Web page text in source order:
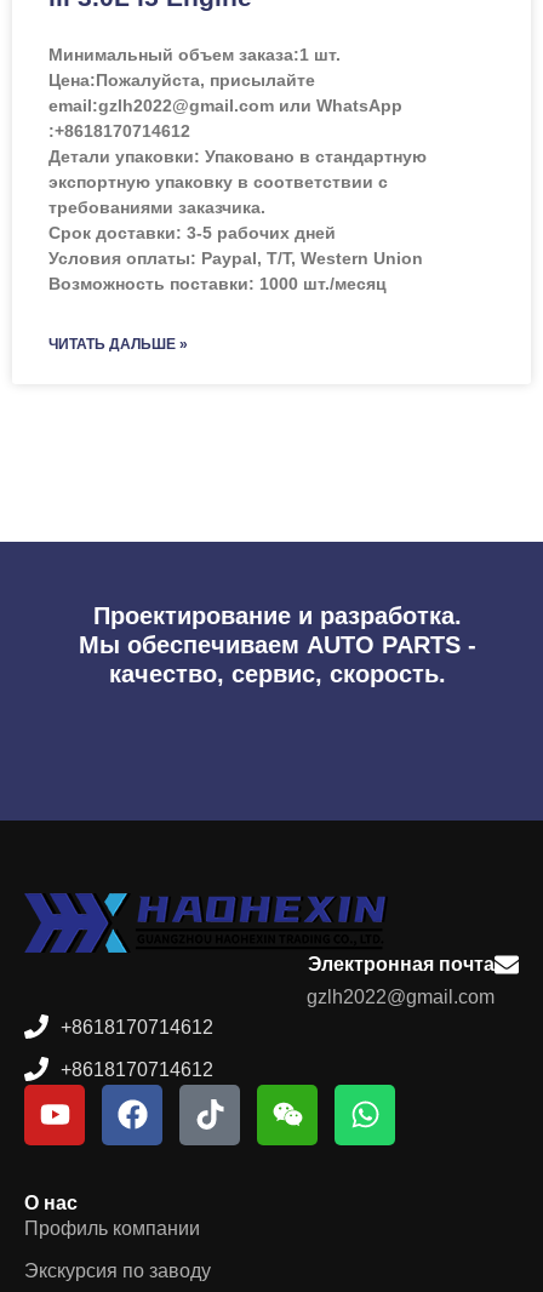
Минимальный объем заказа:1 шт.
Цена:Пожалуйста, присылайте
email:gzlh2022@gmail.com или WhatsApp
:+8618170714612
Детали упаковки: Упаковано в стандартную
экспортную упаковку в соответствии с
требованиями заказчика.
Срок доставки: 3-5 рабочих дней
Условия оплаты: Paypal, T/T, Western Union
Возможность поставки: 1000 шт./месяц
ЧИТАТЬ ДАЛЬШЕ »
Проектирование и разработка.
Мы обеспечиваем AUTO PARTS -
качество, сервис, скорость.
Электронная почта
gzlh2022@gmail.com
+8618170714612
+8618170714612
О нас
Профиль компании
Экскурсия по заводу